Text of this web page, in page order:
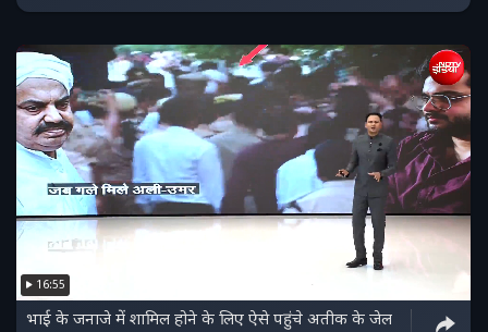
16:55
भाई के जनाजे में शामिल होने के लिए ऐसे पहुंचे अतीक के जेल